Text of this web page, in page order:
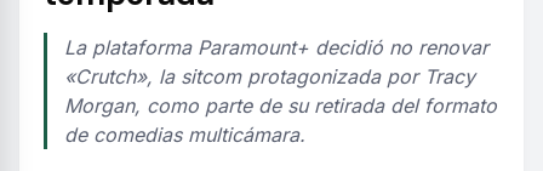
La plataforma Paramount+ decidió no renovar
«Crutch», la sitcom protagonizada por Tracy
Morgan, como parte de su retirada del formato
de comedias multicámara.